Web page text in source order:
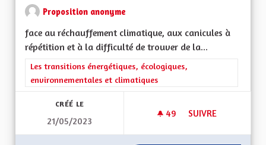
Proposition anonyme
face au réchauffement climatique, aux canicules à
répétition et à la difficulté de trouver de la...
Filtrer les résultats de la catégorie : Les transitions
Les transitions énergétiques, écologiques,
environnementales et climatiques
CRÉÉ LE
21/05/2023
49 49 ABONNÉS
SUIVRE